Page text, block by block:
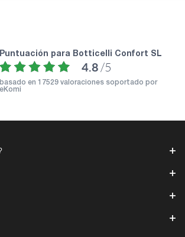
puntuación para Botticelli Confort SL
4.8 /5
basado en 17529 valoraciones soportado por
eKomi